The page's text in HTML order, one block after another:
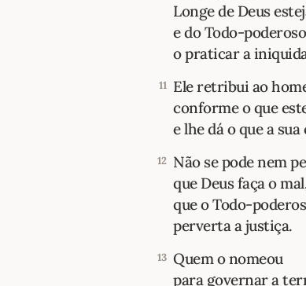
Longe de Deus
e do Todo-poderoso
o praticar a
11 Ele retribui ao
conforme o que
e lhe dá o que a
12 Não se pode nem
que Deus faça o
que o Todo-
perverta a justiça.
13 Quem o nomeou
para governar a